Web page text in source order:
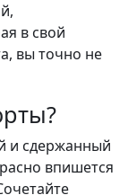
в свой
вы точно не
и сдержанный
впишется